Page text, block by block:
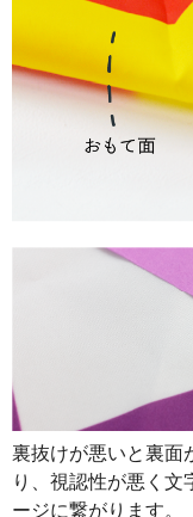
38
46
47
裏抜けが悪いと裏面
り、視認性が悪く文
ージに繋がります。